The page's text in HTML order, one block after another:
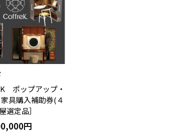
ポップアップ・
具購入補助券(４
選定品］
円